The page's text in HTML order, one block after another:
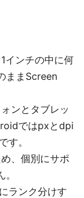
インチの中に何
ままScreen
ンとタブレッ
ではpxとdpi
す。
、個別にサポ
ランク分けす